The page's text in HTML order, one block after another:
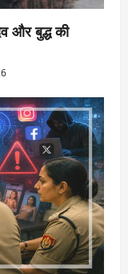
और बुद्ध की